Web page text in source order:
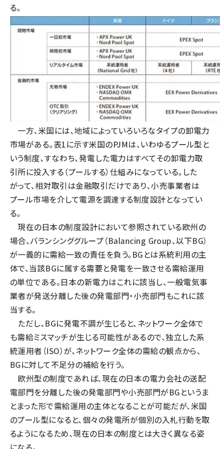
る。
一方、米国には、地域によっていろいろなタイプの卸電力
市場がある。表1に示す米国のPJMは、いわゆるプール型と
いう制度、すなわち、発電した電力はすべてその卸電力取
引所に投入する（プールする）仕組みになっている。した
がって、相対取引は金融取引だけであり、小売事業者は
プール市場を介して電源を調達する制度設計となってい
る。
現在の日本の制度設計において参照されている欧州の
場合、バランシンググループ（Balancing Group、以下BG）
が一義的に需給一致の責任を負う。BGとは系統利用の主
体で、当該BGに属する需要と発電を一致させる需給運用
の単位である。日本の新電力はこれに該当し、一般電気事
業者が発送分離した後の発電部門・小売部門もこれに該
当する。
ただし、BGに発電不調が生じると、ネットワーク全体で
も需給ミスマッチが生じる可能性があるので、独立した系
統運用者（ISO）が、ネットワーク全体の需給の観点から、
BGに対して不足分の補給を行う。
欧州型の制度であれば、現在の日本の電力会社の送配
電部門を分離した後の発電部門や小売部門がBGというま
とまった形で需給運用の主体となることが可能だが、米国
のプール型になると、個々の発電所が個別の入札行動を取
るようになるため、現在の日本の制度とは大きく異なる姿